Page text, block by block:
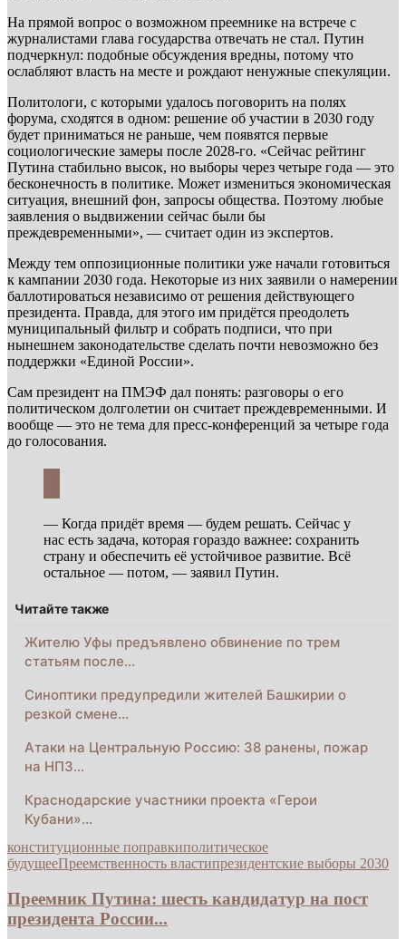
На прямой вопрос о возможном преемнике на встрече с
журналистами глава государства отвечать не стал. Путин
подчеркнул: подобные обсуждения вредны, потому что
ослабляют власть на месте и рождают ненужные спекуляции.
Политологи, с которыми удалось поговорить на полях
форума, сходятся в одном: решение об участии в 2030 году
будет приниматься не раньше, чем появятся первые
социологические замеры после 2028-го. «Сейчас рейтинг
Путина стабильно высок, но выборы через четыре года — это
бесконечность в политике. Может измениться экономическая
ситуация, внешний фон, запросы общества. Поэтому любые
заявления о выдвижении сейчас были бы
преждевременными», — считает один из экспертов.
Между тем оппозиционные политики уже начали готовиться
к кампании 2030 года. Некоторые из них заявили о намерении
баллотироваться независимо от решения действующего
президента. Правда, для этого им придётся преодолеть
муниципальный фильтр и собрать подписи, что при
нынешнем законодательстве сделать почти невозможно без
поддержки «Единой России».
Сам президент на ПМЭФ дал понять: разговоры о его
политическом долголетии он считает преждевременными. И
вообще — это не тема для пресс-конференций за четыре года
до голосования.
— Когда придёт время — будем решать. Сейчас у
нас есть задача, которая гораздо важнее: сохранить
страну и обеспечить её устойчивое развитие. Всё
остальное — потом, — заявил Путин.
Читайте также
Жителю Уфы предъявлено обвинение по трем
статьям после…
Синоптики предупредили жителей Башкирии о
резкой смене…
Атаки на Центральную Россию: 38 ранены, пожар
на НПЗ…
Краснодарские участники проекта «Герои
Кубани»…
конституционные поправкиполитическое
будущееПреемственность властипрезидентские выборы 2030
Преемник Путина: шесть кандидатур на пост
президента России...